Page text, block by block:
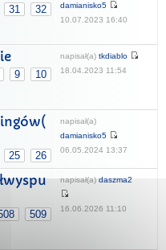
31 32
damianisko5
10.07.2023 16:40
9 10
napisał(a) tkdiablo
18.04.2023 11:54
25 26
napisał(a)
damianisko5
06.05.2024 13:37
509
napisał(a) daszma2
16.06.2026 11:10